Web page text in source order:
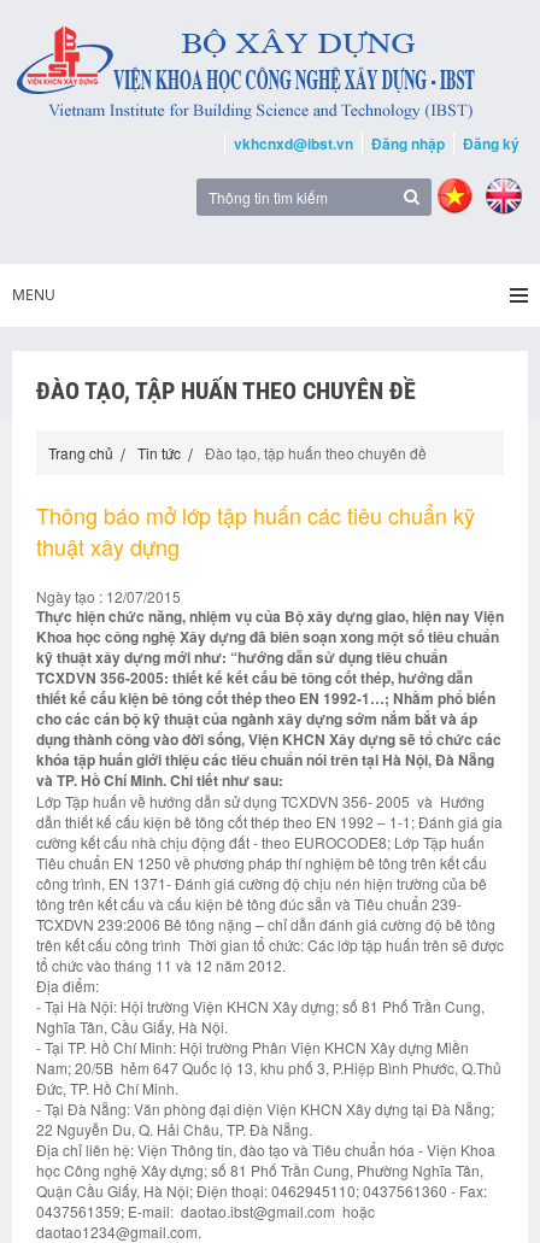
vkhcnxd@ibst.vn Đăng nhập Đăng ký
MENU
ĐÀO TẠO, TẬP HUẤN THEO CHUYÊN ĐỀ
Trang chủ Tin tức Đào tạo, tập huấn theo chuyên đề
Thông báo mở lớp tập huấn các tiêu chuẩn kỹ
thuật xây dựng
Ngày tạo : 12/07/2015
Thực hiện chức năng, nhiệm vụ của Bộ xây dựng giao, hiện nay Viện
Khoa học công nghệ Xây dựng đã biên soạn xong một số tiêu chuẩn
kỹ thuật xây dựng mới như: “hướng dẫn sử dụng tiêu chuẩn
TCXDVN 356-2005: thiết kế kết cấu bê tông cốt thép, hướng dẫn
thiết kế cấu kiện bê tông cốt thép theo EN 1992-1…; Nhằm phổ biến
cho các cán bộ kỹ thuật của ngành xây dựng sớm nắm bắt và áp
dụng thành công vào đời sống, Viện KHCN Xây dựng sẽ tổ chức các
khóa tập huấn giới thiệu các tiêu chuẩn nói trên tại Hà Nội, Đà Nẵng
và TP. Hồ Chí Minh. Chi tiết như sau:
Lớp Tập huấn về hướng dẫn sử dụng TCXDVN 356- 2005 và Hướng
dẫn thiết kế cấu kiện bê tông cốt thép theo EN 1992 – 1-1; Đánh giá gia
cường kết cấu nhà chịu động đất - theo EUROCODE8; Lớp Tập huấn
Tiêu chuẩn EN 1250 về phương pháp thí nghiệm bê tông trên kết cấu
công trình, EN 1371- Đánh giá cường độ chịu nén hiện trường của bê
tông trên kết cấu và cấu kiện bê tông đúc sẵn và Tiêu chuẩn 239-
TCXDVN 239:2006 Bê tông nặng – chỉ dẫn đánh giá cường độ bê tông
trên kết cấu công trình Thời gian tổ chức: Các lớp tập huấn trên sẽ được
tổ chức vào tháng 11 và 12 năm 2012.
Địa điểm:
- Tại Hà Nội: Hội trường Viện KHCN Xây dựng; số 81 Phố Trần Cung,
Nghĩa Tân, Cầu Giấy, Hà Nội.
- Tại TP. Hồ Chí Minh: Hội trường Phân Viện KHCN Xây dựng Miền
Nam; 20/5B hẻm 647 Quốc lộ 13, khu phố 3, P.Hiệp Bình Phước, Q.Thủ
Đức, TP. Hồ Chí Minh.
- Tại Đà Nẵng: Văn phòng đại diện Viện KHCN Xây dựng tại Đà Nẵng;
22 Nguyễn Du, Q. Hải Châu, TP. Đà Nẵng.
Địa chỉ liên hệ: Viện Thông tin, đào tạo và Tiêu chuẩn hóa - Viện Khoa
học Công nghệ Xây dựng; số 81 Phố Trần Cung, Phường Nghĩa Tân,
Quận Cầu Giấy, Hà Nội; Điện thoại: 0462945110; 0437561360 - Fax:
0437561359; E-mail: daotao.ibst@gmail.com hoặc
daotao1234@gmail.com.